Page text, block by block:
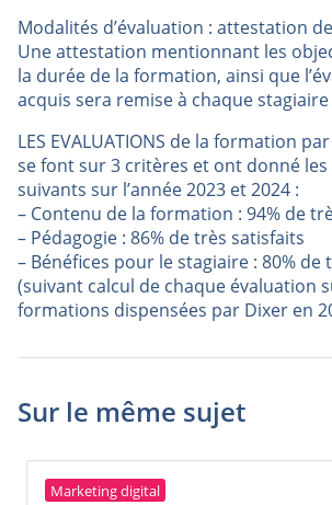
Modalités d’évaluation : attestation
Une attestation mentionnant les
la durée de la formation, ainsi que
acquis sera remise à chaque stagiaire
LES EVALUATIONS de la formation
se font sur 3 critères et ont donné
suivants sur l’année 2023 et 2024 :
– Contenu de la formation : 94% de
– Pédagogie : 86% de très satisfaits
– Bénéfices pour le stagiaire : 80% de
(suivant calcul de chaque évaluation
formations dispensées par Dixer en
Sur le même sujet
Marketing digital